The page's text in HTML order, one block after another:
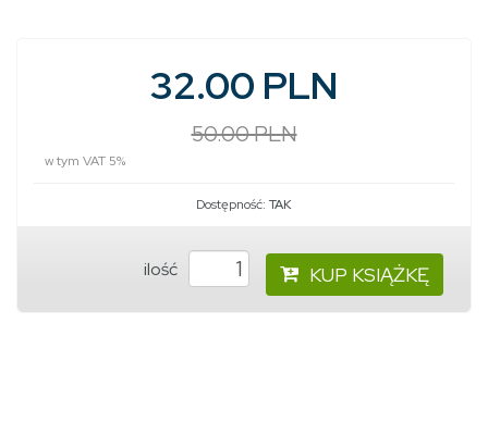
32.00 PLN
50.00 PLN
w tym VAT 5%
Dostępność: TAK
ilość KUP KSIĄŻKĘ